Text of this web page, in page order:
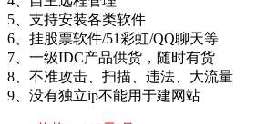
5、支持安装各类软件
6、挂股票软件/51彩虹/QQ聊天等
7、一级IDC产品供货，随时有货
8、不准攻击、扫描、违法、大流量
9、没有独立ip不能用于建网站